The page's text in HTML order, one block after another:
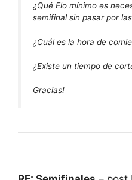
¿Qué Elo mínimo es
semifinal sin pasar por
¿Cuál es la hora de
¿Existe un tiempo de
Gracias!